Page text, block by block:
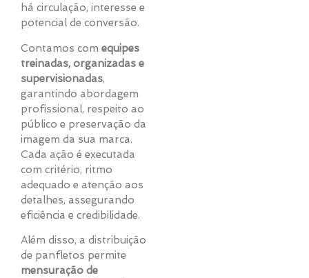
há circulação, interesse e
potencial de conversão.
Contamos com equipes
treinadas, organizadas e
supervisionadas,
garantindo abordagem
profissional, respeito ao
público e preservação da
imagem da sua marca.
Cada ação é executada
com critério, ritmo
adequado e atenção aos
detalhes, assegurando
eficiência e credibilidade.
Além disso, a distribuição
de panfletos permite
mensuração de